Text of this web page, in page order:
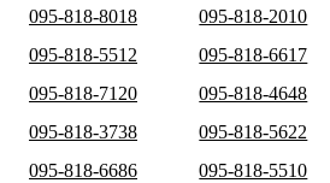
095-818-8018
095-818-2010
095-818-5512
095-818-6617
095-818-7120
095-818-4648
095-818-3738
095-818-5622
095-818-6686
095-818-5510